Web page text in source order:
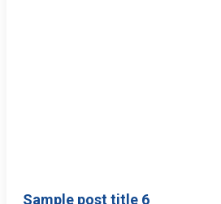
Sample post title 6